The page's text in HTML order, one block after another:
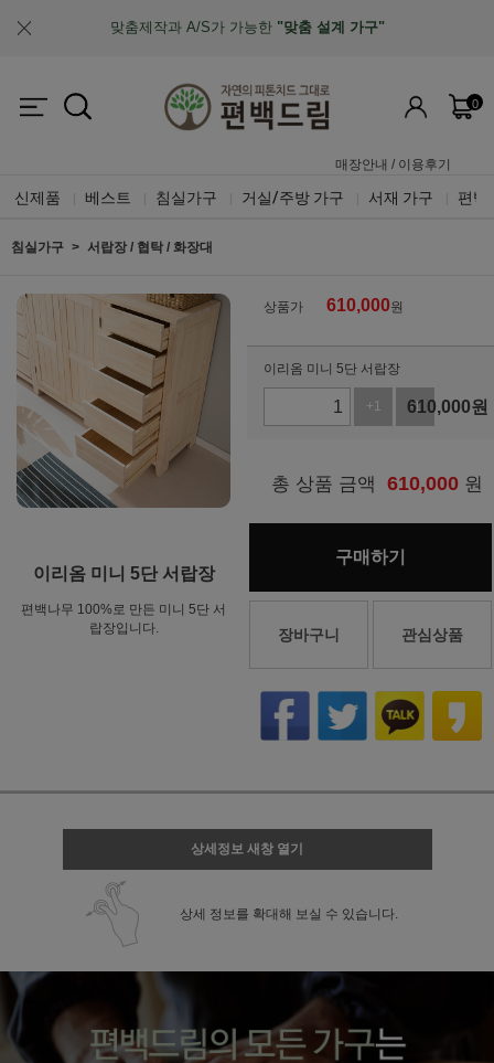
업계최초, 업계유일 체계적인 품질 검증 시스템
0
매장안내 / 이용후기
신제품 베스트 침실가구 거실/주방 가구 서재 가구 편백
침실가구 서랍장 / 협탁 / 화장대
이리옴 미니 5단 서랍장
편백나무 100%로 만든 미니 5단 서
랍장입니다.
상품가 610,000원
이리옴 미니 5단 서랍장
+1 -1
610,000원
총 상품 금액 610,000 원
구매하기
장바구니 관심상품
상세정보 새창 열기
상세 정보를 확대해 보실 수 있습니다.